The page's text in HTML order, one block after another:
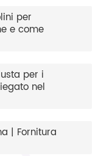
per
e come
per i
nel
| Fornitura